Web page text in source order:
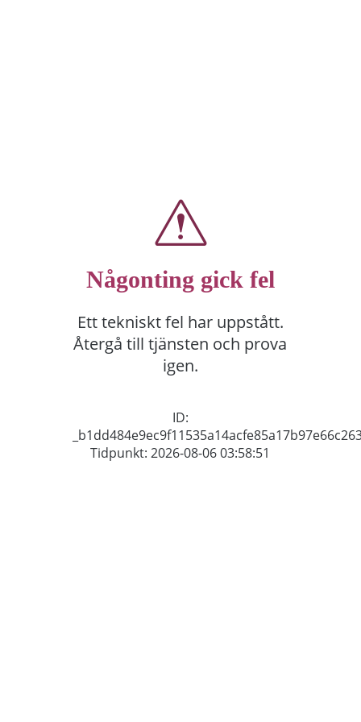
Någonting gick fel
Ett tekniskt fel har uppstått.
Återgå till tjänsten och prova
igen.
ID:
Tidpunkt: 2026-08-06 03:58:51